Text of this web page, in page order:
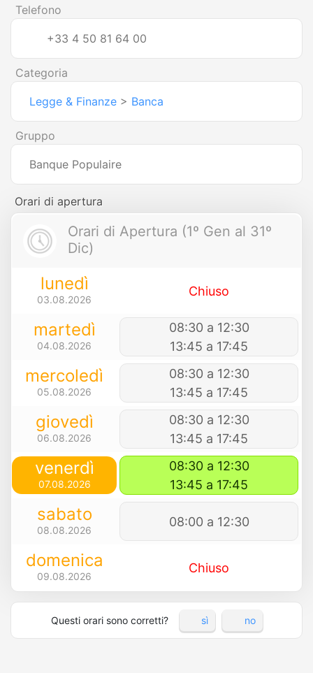
Telefono
+33 4 50 81 64 00
Categoria
Legge & Finanze > Banca
Gruppo
Banque Populaire
Orari di apertura
Orari di Apertura (1º Gen al 31º
Dic)
lunedì
03.08.2026
Chiuso
martedì
04.08.2026
08:30 a 12:30
13:45 a 17:45
mercoledì
05.08.2026
08:30 a 12:30
13:45 a 17:45
giovedì
06.08.2026
08:30 a 12:30
13:45 a 17:45
venerdì
07.08.2026
08:30 a 12:30
13:45 a 17:45
sabato
08.08.2026
08:00 a 12:30
domenica
09.08.2026
Chiuso
Questi orari sono corretti? sì no